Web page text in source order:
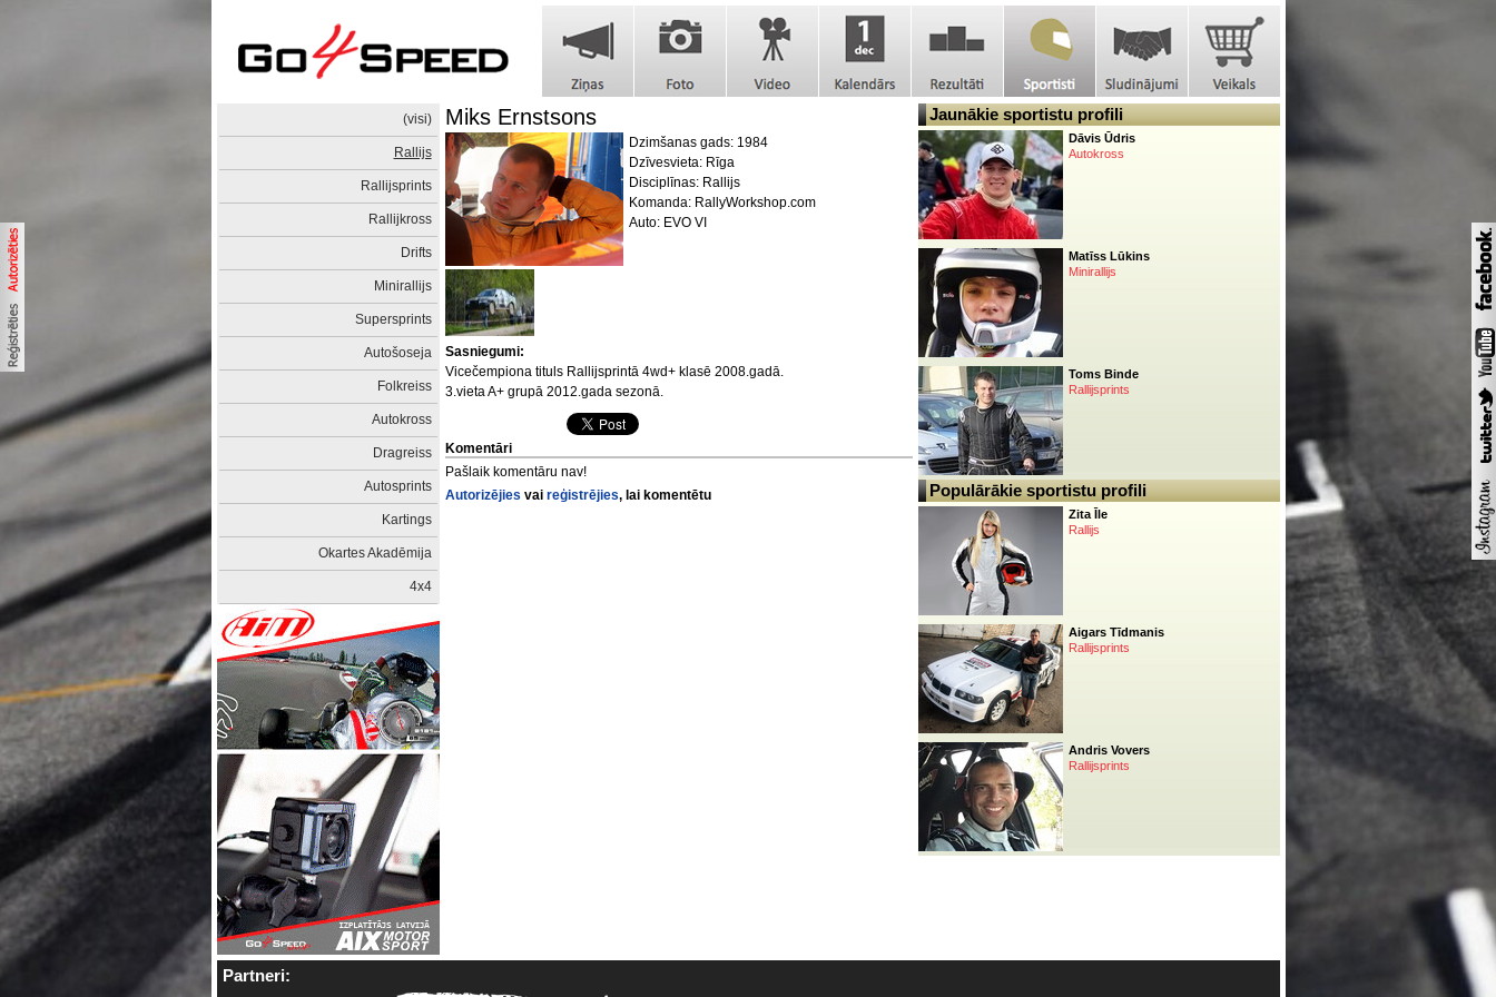
(visi)
Rallijs
Rallijsprints
Rallijkross
Drifts
Minirallijs
Supersprints
Autošoseja
Folkreiss
Autokross
Dragreiss
Autosprints
Kartings
Okartes Akadēmija
4x4
Miks Ernstsons
Dzimšanas gads: 1984
Dzīvesvieta: Rīga
Disciplīnas: Rallijs
Komanda: RallyWorkshop.com
Auto: EVO VI
Sasniegumi:
Vicečempiona tituls Rallijsprintā 4wd+ klasē 2008.gadā.
3.vieta A+ grupā 2012.gada sezonā.
Komentāri
Pašlaik komentāru nav!
Autorizējies vai reģistrējies, lai komentētu
Jaunākie sportistu profili
Dāvis Ūdris
Autokross
Matīss Lūkins
Minirallijs
Toms Binde
Rallijsprints
Populārākie sportistu profili
Zita Īle
Rallijs
Aigars Tīdmanis
Rallijsprints
Andris Vovers
Rallijsprints
Partneri: